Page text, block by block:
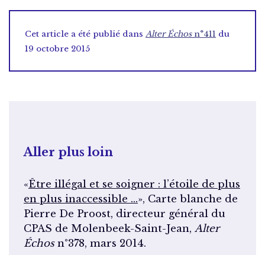
Cet article a été publié dans Alter Échosn°411 du
19 octobre 2015
Aller plus loin
«Être illégal et se soigner : l’étoile de plus
en plus inaccessible …», Carte blanche de
Pierre De Proost, directeur général du
CPAS de Molenbeek-Saint-Jean, Alter
Échosn°378, mars 2014.